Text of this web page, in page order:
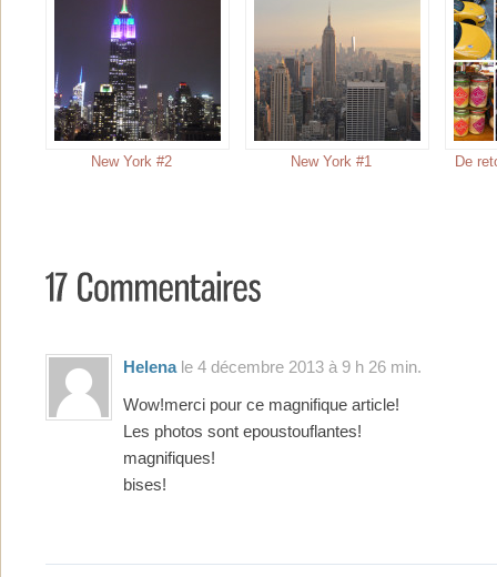
New York #2 New York #1 De
Helenale 4 décembre 2013 à 9 h 26 min.
Wow!merci pour ce magnifique article!
Les photos sont epoustouflantes!
magnifiques!
bises!